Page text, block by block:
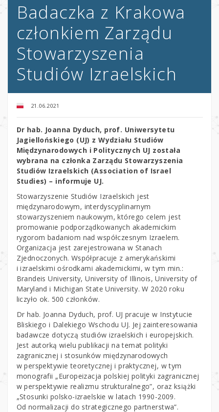
Badaczka z Krakowa
członkiem Zarządu
Stowarzyszenia
Studiów Izraelskich
21.06.2021
Dr hab. Joanna Dyduch, prof. Uniwersytetu
Jagiellońskiego (UJ) z Wydziału Studiów
Międzynarodowych i Politycznych UJ została
wybrana na członka Zarządu Stowarzyszenia
Studiów Izraelskich (Association of Israel
Studies) – informuje UJ.
Stowarzyszenie Studiów Izraelskich jest
międzynarodowym, interdyscyplinarnym
stowarzyszeniem naukowym, którego celem jest
promowanie podporządkowanych akademickim
rygorom badaniom nad współczesnym Izraelem.
Organizacja jest zarejestrowana w Stanach
Zjednoczonych. Współpracuje z amerykańskimi
i izraelskimi ośrodkami akademickimi, w tym min.:
Brandeis University, University of Illinois, University of
Maryland i Michigan State University. W 2020 roku
liczyło ok. 500 członków.
Dr hab. Joanna Dyduch, prof. UJ pracuje w Instytucie
Bliskiego i Dalekiego Wschodu UJ. Jej zainteresowania
badawcze dotyczą studiów izraelskich i europejskich.
Jest autorką wielu publikacji na temat polityki
zagranicznej i stosunków międzynarodowych
w perspektywie teoretycznej i praktycznej, w tym
monografii „Europeizacja polskiej polityki zagranicznej
w perspektywie realizmu strukturalnego”, oraz książki
„Stosunki polsko-izraelskie w latach 1990-2009.
Od normalizacji do strategicznego partnerstwa”.